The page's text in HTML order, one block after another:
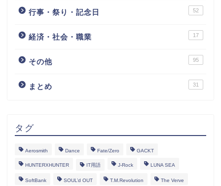
行事・祭り・記念日 52
経済・社会・職業 17
その他 95
まとめ 31
タグ
Aerosmith Dance Fate/Zero GACKT
HUNTERXHUNTER IT用語 J-Rock LUNA SEA
SoftBank SOUL’d OUT T.M.Revolution The Verve